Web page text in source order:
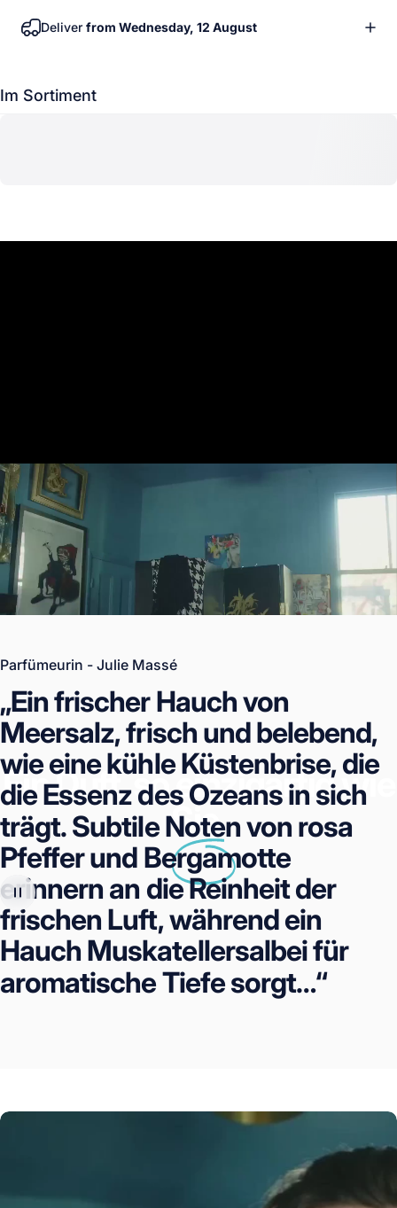
Deliver from Wednesday, 12 August
Im Sortiment
Ein Duft, so einzigartig wie
Sie.
Parfümeurin - Julie Massé
„EinfrischerHauchvon
Meersalz,frisch undbelebend,
wieeinekühleKüstenbrise,die
dieEssenzdesOzeansinsich
trägt.SubtileNotenvon rosa
Pfefferund Bergamotte
erinnern an dieReinheitder
frischen Luft,währendein
Hauch Muskatellersalbeifür
aromatischeTiefesorgt…“